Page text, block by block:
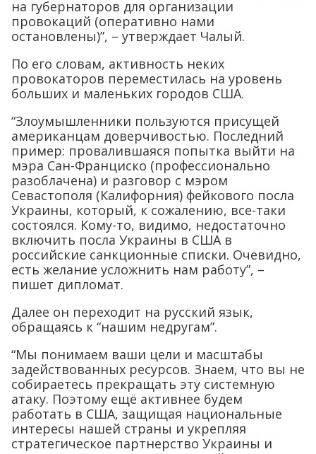
на губернаторов для организации
провокаций (оперативно нами
остановлены)”, – утверждает Чалый.
По его словам, активность неких
провокаторов переместилась на уровень
больших и маленьких городов США.
“Злоумышленники пользуются присущей
американцам доверчивостью. Последний
пример: провалившаяся попытка выйти на
мэра Сан-Франциско (профессионально
разоблачена) и разговор с мэром
Севастополя (Калифорния) фейкового посла
Украины, который, к сожалению, все-таки
состоялся. Кому-то, видимо, недостаточно
включить посла Украины в США в
российские санкционные списки. Очевидно,
есть желание усложнить нам работу”, –
пишет дипломат.
Далее он переходит на русский язык,
обращаясь к “нашим недругам”.
“Мы понимаем ваши цели и масштабы
задействованных ресурсов. Знаем, что вы не
собираетесь прекращать эту системную
атаку. Поэтому ещё активнее будем
работать в США, защищая национальные
интересы нашей страны и укрепляя
стратегическое партнерство Украины и